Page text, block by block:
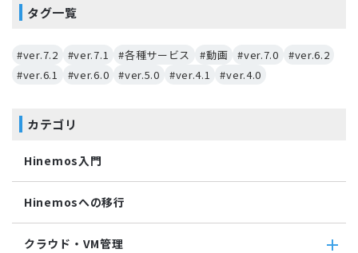
タグ一覧
#ver.7.2 #ver.7.1 #各種サービス #動画 #ver.7.0
#ver.6.2
#ver.6.1
#ver.6.0 #ver.5.0 #ver.4.1 #ver.4.0
カテゴリ
Hinemos入門
Hinemosへの移行
クラウド・VM管理